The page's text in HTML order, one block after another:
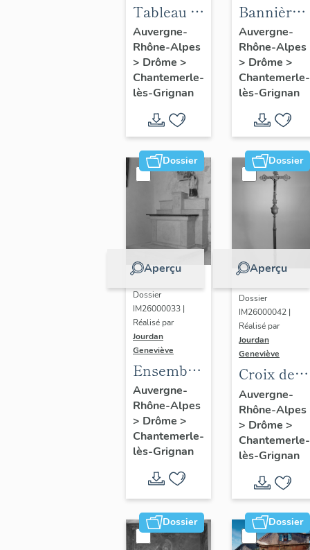
Tableau :
la
Conversion
de saint
Maurice
Auvergne-
Rhône-Alpes
> Drôme >
Chantemerle-
lès-Grignan
Bannière
de
:
Adoration
du Saint-
Sacrement
Auvergne-
Rhône-Alpes
> Drôme >
Chantemerle-
lès-Grignan
Dossier
Aperçu
Dossier
IM26000033 |
Réalisé par
Jourdan
Geneviève
Ensemble
de 2 autels
secondaires
en
pendant :
autels de
la Vierge
et de saint
Maurice,
tabernacles,
Auvergne-
Rhône-Alpes
> Drôme >
Chantemerle-
lès-Grignan
Dossier
Aperçu
Dossier
IM26000042 |
Réalisé par
Jourdan
Geneviève
Croix de
Auvergne-
Rhône-Alpes
> Drôme >
Chantemerle-
lès-Grignan
Dossier Dossier